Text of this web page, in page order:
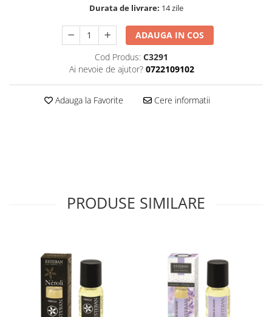
Durata de livrare: 14 zile
ADAUGA IN COS
Cod Produs: C3291
Ai nevoie de ajutor? 0722109102
Adauga la Favorite Cere informatii
PRODUSE SIMILARE